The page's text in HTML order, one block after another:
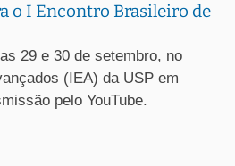
o I Encontro Brasileiro de
29 e 30 de setembro, no
(IEA) da USP em
pelo YouTube.